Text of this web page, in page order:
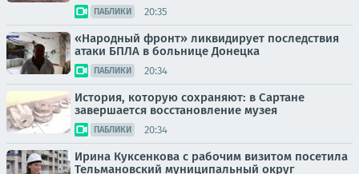
ПАБЛИКИ 20:35
«Народный фронт» ликвидирует последствия
атаки БПЛА в больнице Донецка
ПАБЛИКИ 20:34
История, которую сохраняют: в Сартане
завершается восстановление музея
ПАБЛИКИ 20:34
Ирина Куксенкова с рабочим визитом посетила
Тельмановский муниципальный округ